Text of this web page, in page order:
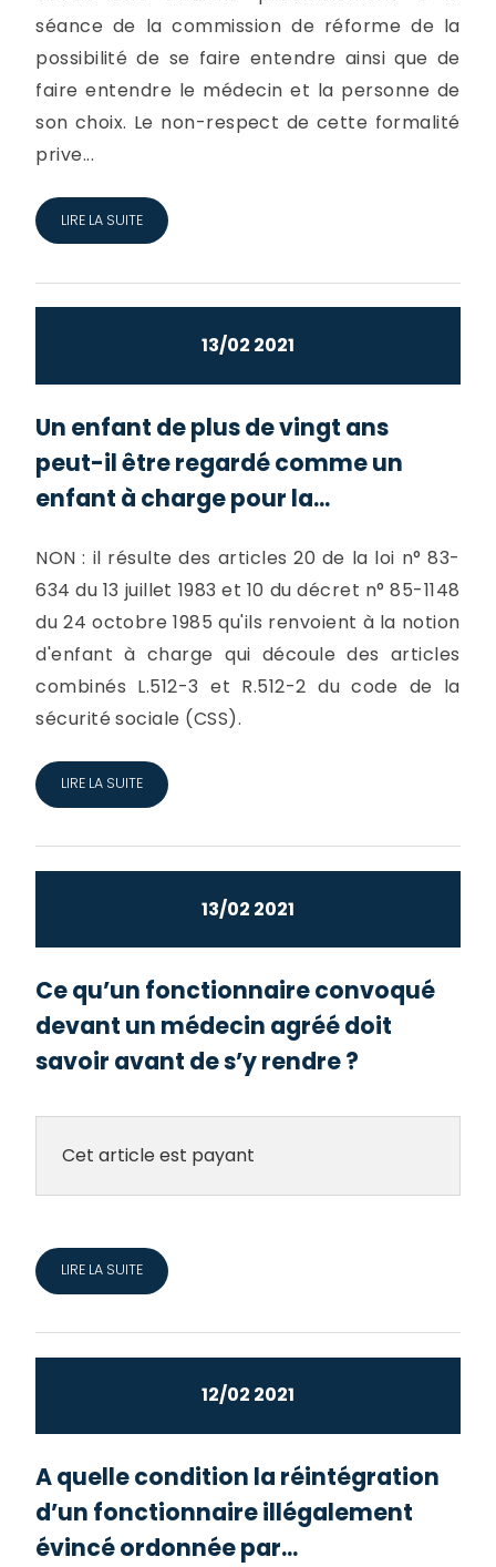
séance de la commission de réforme de la
possibilité de se faire entendre ainsi que de
faire entendre le médecin et la personne de
son choix. Le non-respect de cette formalité
prive...
LIRE LA SUITE
13/02 2021
Un enfant de plus de vingt ans
peut-il être regardé comme un
enfant à charge pour la...
NON : il résulte des articles 20 de la loi n° 83-
634 du 13 juillet 1983 et 10 du décret n° 85-1148
du 24 octobre 1985 qu'ils renvoient à la notion
d'enfant à charge qui découle des articles
combinés L.512-3 et R.512-2 du code de la
sécurité sociale (CSS).
LIRE LA SUITE
13/02 2021
Ce qu’un fonctionnaire convoqué
devant un médecin agréé doit
savoir avant de s’y rendre ?
Cet article est payant
LIRE LA SUITE
12/02 2021
A quelle condition la réintégration
d’un fonctionnaire illégalement
évincé ordonnée par...